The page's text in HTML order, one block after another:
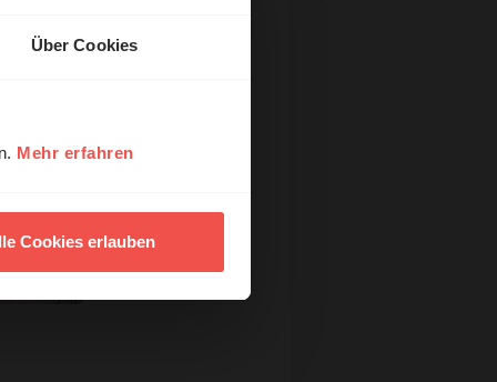
Über Cookies
Mehr erfahren
Cookies erlauben